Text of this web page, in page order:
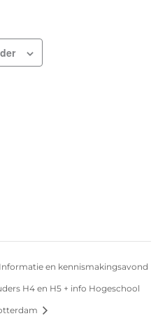
Informatie en kennismakingsavond
H4 en H5 + info Hogeschool